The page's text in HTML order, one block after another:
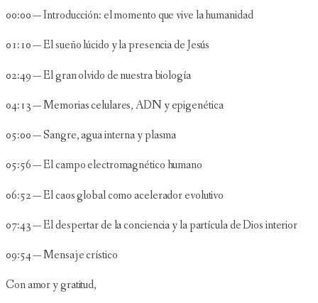
00:00 — Introducción: el momento que vive la humanidad
01:10 — El sueño lúcido y la presencia de Jesús
02:49 — El gran olvido de nuestra biología
04:13 — Memorias celulares, ADN y epigenética
05:00 — Sangre, agua interna y plasma
05:56 — El campo electromagnético humano
06:52 — El caos global como acelerador evolutivo
07:43 — El despertar de la conciencia y la partícula de Dios interior
09:54 — Mensaje crístico
Con amor y gratitud,